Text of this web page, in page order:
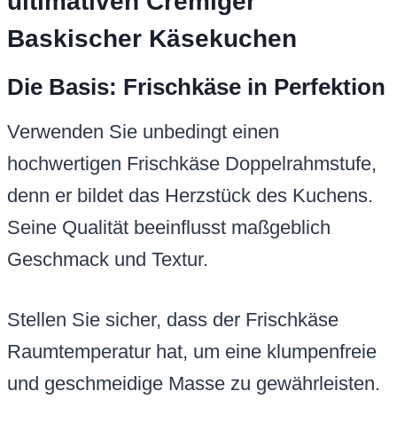
Baskischer Käsekuchen
Die Basis: Frischkäse in Perfektion
Verwenden Sie unbedingt einen
hochwertigen Frischkäse Doppelrahmstufe,
denn er bildet das Herzstück des Kuchens.
Seine Qualität beeinflusst maßgeblich
Geschmack und Textur.
Stellen Sie sicher, dass der Frischkäse
Raumtemperatur hat, um eine klumpenfreie
und geschmeidige Masse zu gewährleisten.